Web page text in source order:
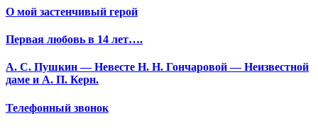
О мой застенчивый герой
Первая любовь в 14 лет….
А. С. Пушкин — Невесте Н. Н. Гончаровой — Неизвестной
даме и А. П. Керн.
Телефонный звонок